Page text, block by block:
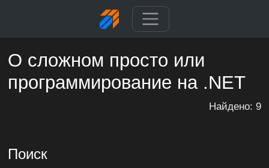
О сложном просто или
программирование на .NET
Найдено: 9
Поиск